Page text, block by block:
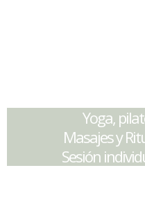
Yoga,
Masajes y
Sesión